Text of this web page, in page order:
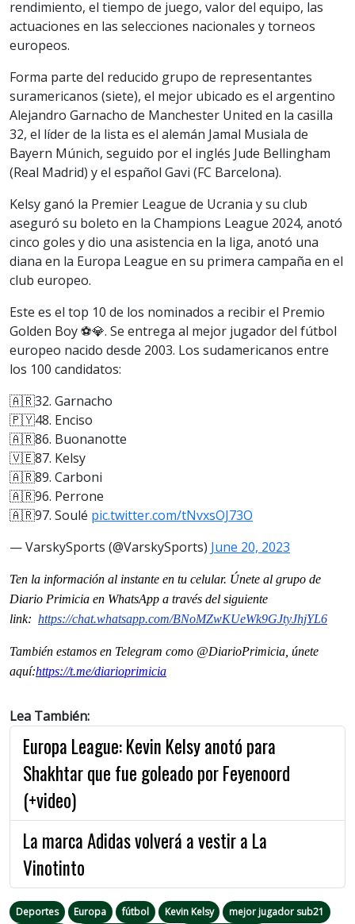
rendimiento, el tiempo de juego, valor del equipo, las
actuaciones en las selecciones nacionales y torneos
europeos.
Forma parte del reducido grupo de representantes
suramericanos (siete), el mejor ubicado es el argentino
Alejandro Garnacho de Manchester United en la casilla
32, el líder de la lista es el alemán Jamal Musiala de
Bayern Múnich, seguido por el inglés Jude Bellingham
(Real Madrid) y el español Gavi (FC Barcelona).
Kelsy ganó la Premier League de Ucrania y su club
aseguró su boleto en la Champions League 2024, anotó
cinco goles y dio una asistencia en la liga, anotó una
diana en la Europa League en su primera campaña en el
club europeo.
Este es el top 10 de los nominados a recibir el Premio
Golden Boy ⚽️💎. Se entrega al mejor jugador del fútbol
europeo nacido desde 2003. Los sudamericanos entre
los 100 candidatos:
🇦🇷32. Garnacho
🇵🇾48. Enciso
🇦🇷86. Buonanotte
🇻🇪87. Kelsy
🇦🇷89. Carboni
🇦🇷96. Perrone
🇦🇷97. Soulé pic.twitter.com/tNvxsOJ73O
— VarskySports (@VarskySports) June 20, 2023
Ten la información al instante en tu celular. Únete al grupo de
Diario Primicia en WhatsApp a través del siguiente
link: https://chat.whatsapp.com/BNoMZwKUeWk9GJtyJhjYL6
También estamos en Telegram como @DiarioPrimicia, únete
aquí:https://t.me/diarioprimicia
Lea También:
Europa League: Kevin Kelsy anotó para
Shakhtar que fue goleado por Feyenoord
(+video)
La marca Adidas volverá a vestir a La
Vinotinto
Deportes Europa fútbol Kevin Kelsy
mejor jugador sub21